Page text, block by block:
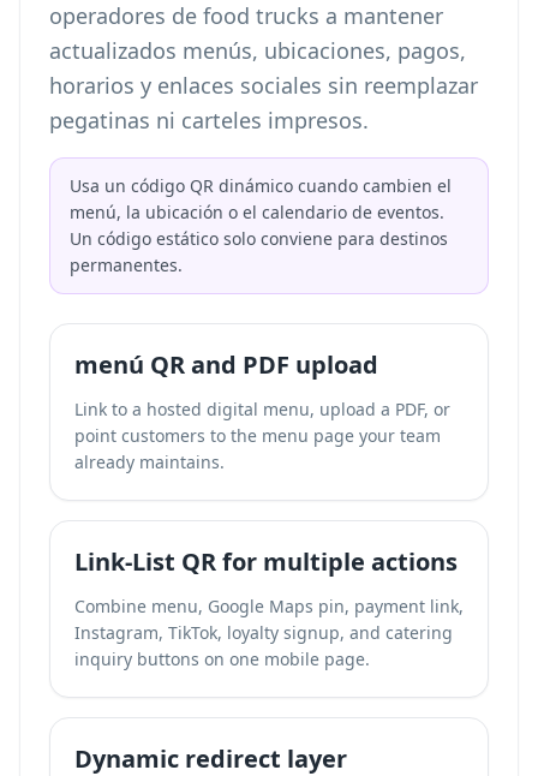
operadores de food trucks a mantener
actualizados menús, ubicaciones, pagos,
horarios y enlaces sociales sin reemplazar
pegatinas ni carteles impresos.
Usa un código QR dinámico cuando cambien el
menú, la ubicación o el calendario de eventos.
Un código estático solo conviene para destinos
permanentes.
menú QR and PDF upload
Link to a hosted digital menu, upload a PDF, or
point customers to the menu page your team
already maintains.
Link-List QR for multiple actions
Combine menu, Google Maps pin, payment link,
Instagram, TikTok, loyalty signup, and catering
inquiry buttons on one mobile page.
Dynamic redirect layer